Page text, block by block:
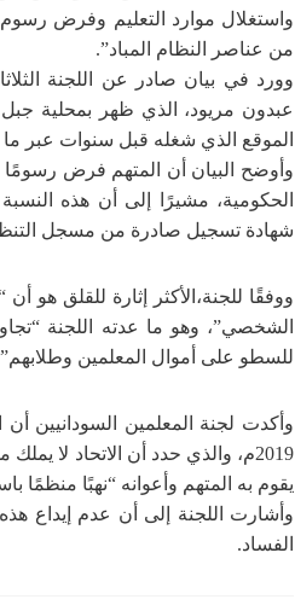
واستغلال موارد التعليم وفرض
من عناصر النظام المباد”.
عبدون مريود، الذي ظهر بمحلية جبل
الموقع الذي شغله قبل سنوات عبر ما
شهادة تسجيل صادرة من مسجل
ووفقًا للجنة،الأكثر إثارة للقلق هو
الشخصي”، وهو ما عدته اللجنة
للسطو على أموال المعلمين
2019م، والذي حدد أن الاتحاد لا
يقوم به المتهم وأعوانه “نهبًا منظمًا
وأشارت اللجنة إلى أن عدم إيداع
الفساد.